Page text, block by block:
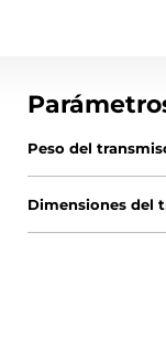
Peso del
Dimensiones del